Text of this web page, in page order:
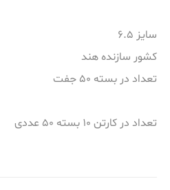
سایز 6.5
کشور سازنده هند
تعداد در بسته 50 جفت
تعداد در کارتن 10 بسته 50 عددی